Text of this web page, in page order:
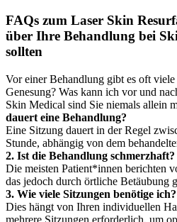
FAQs zum Laser Skin
über Ihre Behandlung bei
sollten
Vor einer Behandlung gibt es oft
Genesung? Was kann ich vor und
Skin Medical sind Sie niemals allein
dauert eine Behandlung?
Eine Sitzung dauert in der Regel
Stunde, abhängig von dem
2. Ist die Behandlung schmerzhaft?
Die meisten Patient*innen berichten
das jedoch durch örtliche Betäubung
3. Wie viele Sitzungen benötige ich?
Dies hängt von Ihren individuellen
mehrere Sitzungen erforderlich, um